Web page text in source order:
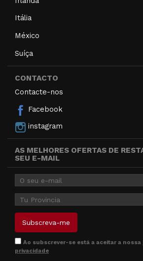
Itália
México
Suíça
CONTACTO
Contacte-nos
Facebook
instagram
AS MELHORES OFERTAS DE
SEU E-MAIL
Ao subscrever-se está a aceitar a nossa
privacidade